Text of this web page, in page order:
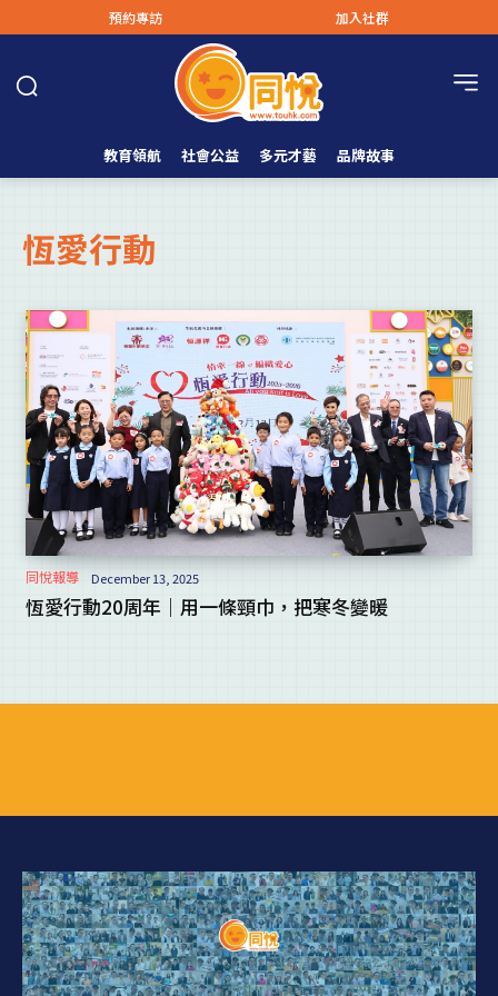
預約專訪 加入社群
教育領航 社會公益 多元才藝 品牌故事
恆愛行動
同悅報導 December 13, 2025
恆愛行動20周年｜用一條頸巾，把寒冬變暖